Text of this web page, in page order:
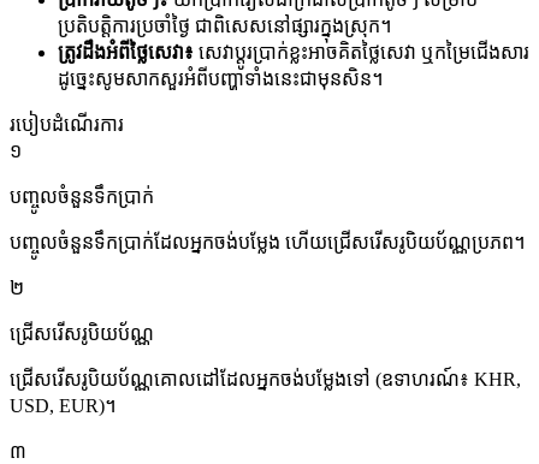
ប្រតិបត្តិការប្រចាំថ្ងៃ ជាពិសេសនៅផ្សារក្នុងស្រុក។
ត្រូវដឹងអំពីថ្លៃសេវា៖ សេវាប្តូរប្រាក់ខ្លះអាចគិតថ្លៃសេវា ឬកម្រៃជើងសារ
ដូច្នេះសូមសាកសួរអំពីបញ្ហាទាំងនេះជាមុនសិន។
របៀបដំណើរការ
១
បញ្ចូលចំនួនទឹកប្រាក់
បញ្ចូលចំនួនទឹកប្រាក់ដែលអ្នកចង់បម្លែង ហើយជ្រើសរើសរូបិយប័ណ្ណប្រភព។
២
ជ្រើសរើសរូបិយប័ណ្ណ
ជ្រើសរើសរូបិយប័ណ្ណគោលដៅដែលអ្នកចង់បម្លែងទៅ (ឧទាហរណ៍៖ KHR,
USD, EUR)។
៣